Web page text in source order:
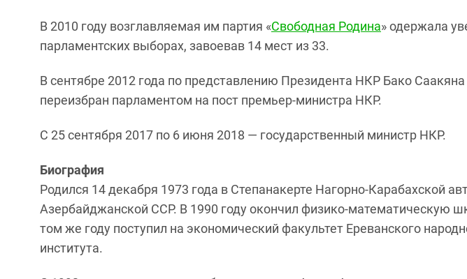
В 2010 году возглавляемая им партия «Свободная Родина» одержала
парламентских выборах, завоевав 14 мест из 33.
В сентябре 2012 года по представлению Президента НКР Бако
переизбран парламентом на пост премьер-министра НКР.
С 25 сентября 2017 по 6 июня 2018 — государственный министр НКР.
Биография
Родился 14 декабря 1973 года в Степанакерте Нагорно-Карабахской
Азербайджанской ССР. В 1990 году окончил физико-математическую
том же году поступил на экономический факультет Ереванского
института.